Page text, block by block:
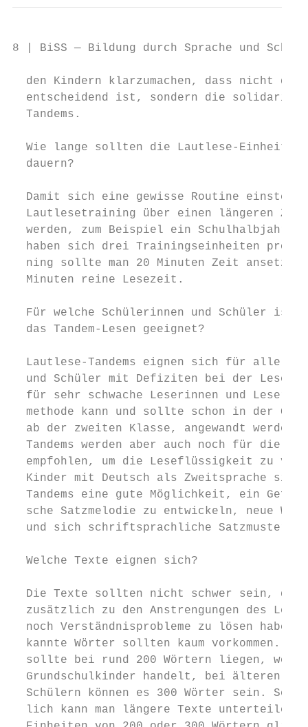
8 | BiSS — Bildung durch Sprache und
den Kindern klarzumachen, dass nicht
entscheidend ist, sondern die
Tandems.
Wie lange sollten die Lautlese-
dauern?
Damit sich eine gewisse Routine
Lautlesetraining über einen längeren
werden, zum Beispiel ein Schulhalbjahr
haben sich drei Trainingseinheiten pro
ning sollte man 20 Minuten Zeit
  Minuten reine Lesezeit.
Für welche Schülerinnen und Schüler ist
das Tandem-Lesen geeignet?
Lautlese-Tandems eignen sich für alle
und Schüler mit Defiziten bei der
für sehr schwache Leserinnen und Leser.
methode kann und sollte schon in der
ab der zweiten Klasse, angewandt
Tandems werden aber auch noch für die
empfohlen, um die Leseflüssigkeit zu
Kinder mit Deutsch als Zweitsprache
Tandems eine gute Möglichkeit, ein
sche Satzmelodie zu entwickeln, neue
und sich schriftsprachliche Satzmuster
  Welche Texte eignen sich?
Die Texte sollten nicht schwer sein,
zusätzlich zu den Anstrengungen des
noch Verständnisprobleme zu lösen
kannte Wörter sollten kaum vorkommen.
sollte bei rund 200 Wörtern liegen,
Grundschulkinder handelt, bei älteren
Schülern können es 300 Wörter sein.
lich kann man längere Texte unterteilen